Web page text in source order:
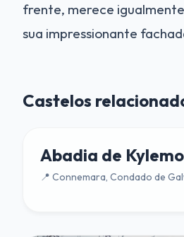
frente, merece
sua impressionante
Castelos
Abadia de
📍 Connemara, Condado de